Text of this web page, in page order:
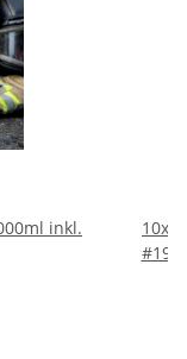
inkl.
10x
#190